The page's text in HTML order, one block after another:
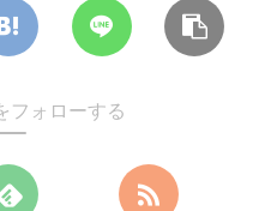
フォローする